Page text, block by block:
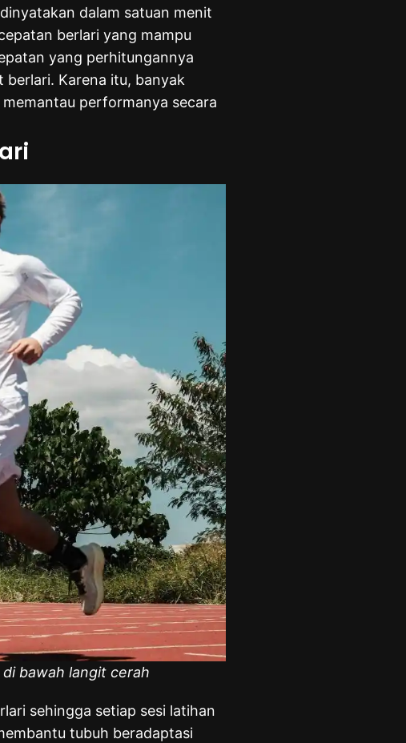
dalam satuan menit
berlari yang mampu
yang perhitungannya
Karena itu, banyak
performanya secara
bawah langit cerah
sehingga setiap sesi latihan
tubuh beradaptasi